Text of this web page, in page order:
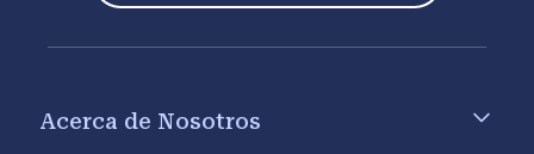
Acerca de Nosotros